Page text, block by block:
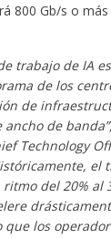
800 Gb/s o
trabajo de IA
de los
de
de
Technology
el
del 20% al
que los